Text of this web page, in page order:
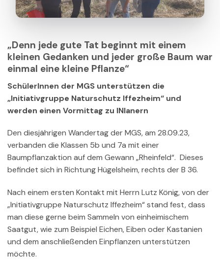
„Denn jede gute Tat beginnt mit einem
kleinen Gedanken und jeder große Baum war
einmal eine kleine Pflanze“
SchülerInnen der MGS unterstützen die
„Initiativgruppe Naturschutz Iffezheim“ und
werden einen Vormittag zu INIanern
Den diesjährigen Wandertag der MGS, am 28.09.23,
verbanden die Klassen 5b und 7a mit einer
Baumpflanzaktion auf dem Gewann „Rheinfeld“. Dieses
befindet sich in Richtung Hügelsheim, rechts der B 36.
Nach einem ersten Kontakt mit Herrn Lutz König, von der
„Initiativgruppe Naturschutz Iffezheim“ stand fest, dass
man diese gerne beim Sammeln von einheimischem
Saatgut, wie zum Beispiel Eichen, Eiben oder Kastanien
und dem anschließenden Einpflanzen unterstützen
möchte.